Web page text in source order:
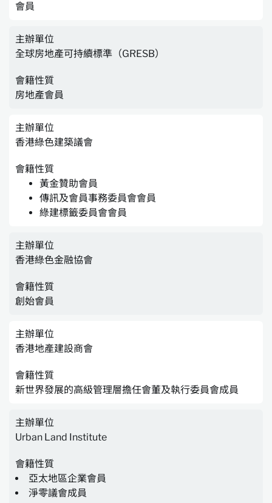
會員
主辦單位
全球房地產可持續標準（GRESB）
會籍性質
房地產會員
主辦單位
香港綠色建築議會
會籍性質
黃金贊助會員
傳訊及會員事務委員會會員
綠建標籤委員會會員
主辦單位
香港綠色金融協會
會籍性質
創始會員
主辦單位
香港地產建設商會
會籍性質
新世界發展的高級管理層擔任會董及執行委員會成員
主辦單位
Urban Land Institute
會籍性質
亞太地區企業會員
淨零議會成員